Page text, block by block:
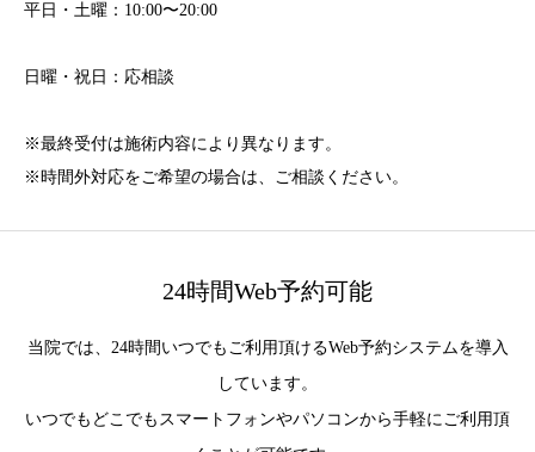
平日・土曜：10:00〜20:00
日曜・祝日：応相談
※最終受付は施術内容により異なります。
※時間外対応をご希望の場合は、ご相談ください。
24時間Web予約可能
当院では、24時間いつでもご利用頂けるWeb予約システムを導入
しています。
いつでもどこでもスマートフォンやパソコンから手軽にご利用頂